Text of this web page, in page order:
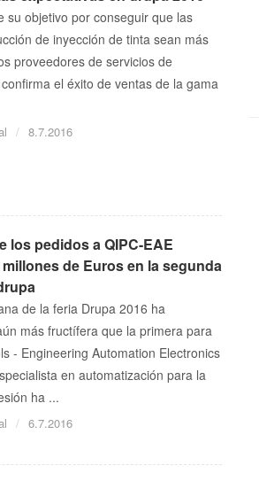
su objetivo por conseguir que las
de inyección de tinta sean más
proveedores de servicios de
el éxito de ventas de la gama
8.7.2016
los pedidos a QIPC-EAE
de Euros en la segunda
de la feria Drupa 2016 ha
más fructífera que la primera para
- Engineering Automation Electronics
en automatización para la
ha ...
6.7.2016